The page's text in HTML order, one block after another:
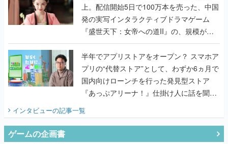
上。配信開始5日で100万本を売った、中国
発の実写インタラクティブドラマゲーム
『盛世天下：女帝への道II』の、規模が違
うこだわりをプロデューサーに聞いた
半年でアプリストアをオープン？ スマホア
プリの“代替ストア”として、わずか6ヵ月で
国内向けローンチを行った発見型ストア
『あっぷアリーナ！』仕掛け人に話を聞い
インタビューの記事一覧
ゲームの企画書